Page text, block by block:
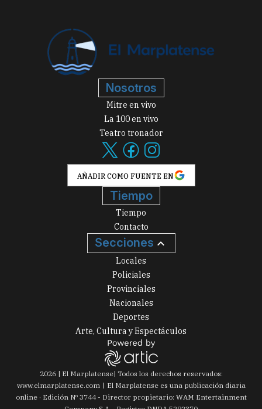
Mitre en vivo
La 100 en vivo
Teatro tronador
AÑADIR COMO FUENTE EN
Tiempo
Tiempo
Contacto
Secciones
Locales
Policiales
Provinciales
Nacionales
Deportes
Arte, Cultura y Espectáculos
El Marplatense| Todos los derechos reservados:
El Marplatense es una publicación diaria
online · Edición Nº3744- Director propietario: WAM Entertainment
Company S.A. · Registro DNDA 5292370
AyudaPrivacidadTerminos y condiciones